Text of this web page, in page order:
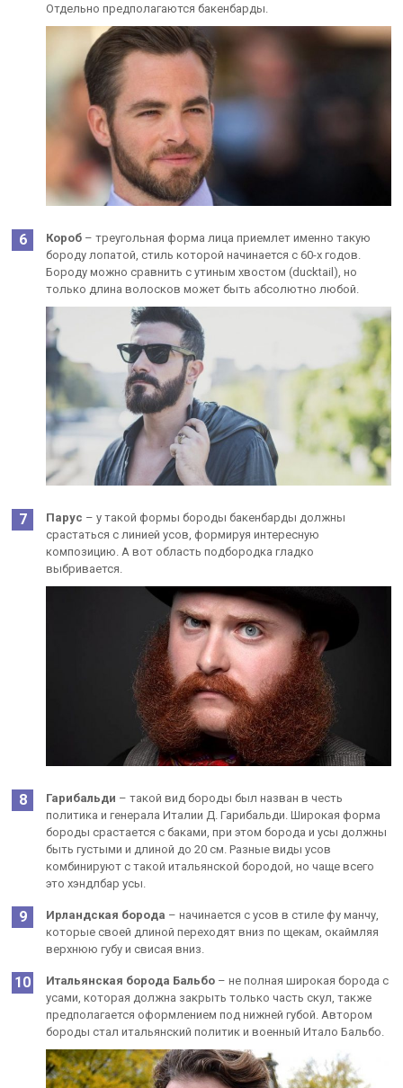
Отдельно предполагаются бакенбарды.
Короб – треугольная форма лица приемлет именно такую
бороду лопатой, стиль которой начинается с 60-х годов.
Бороду можно сравнить с утиным хвостом (ducktail), но
только длина волосков может быть абсолютно любой.
Парус – у такой формы бороды бакенбарды должны
срастаться с линией усов, формируя интересную
композицию. А вот область подбородка гладко
выбривается.
Гарибальди – такой вид бороды был назван в честь
политика и генерала Италии Д. Гарибальди. Широкая форма
бороды срастается с баками, при этом борода и усы должны
быть густыми и длиной до 20 см. Разные виды усов
комбинируют с такой итальянской бородой, но чаще всего
это хэндлбар усы.
Ирландская борода – начинается с усов в стиле фу манчу,
которые своей длиной переходят вниз по щекам, окаймляя
верхнюю губу и свисая вниз.
Итальянская борода Бальбо – не полная широкая борода с
усами, которая должна закрыть только часть скул, также
предполагается оформлением под нижней губой. Автором
бороды стал итальянский политик и военный Итало Бальбо.